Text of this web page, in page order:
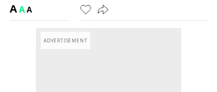
AAA
ADVERTISEMENT